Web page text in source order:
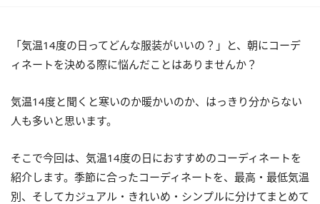
「気温14度の日ってどんな服装がいいの？」と、朝にコーデ
ィネートを決める際に悩んだことはありませんか？
気温14度と聞くと寒いのか暖かいのか、はっきり分からない
人も多いと思います。
そこで今回は、気温14度の日におすすめのコーディネートを
紹介します。季節に合ったコーディネートを、最高・最低気温
別、そしてカジュアル・きれいめ・シンプルに分けてまとめて